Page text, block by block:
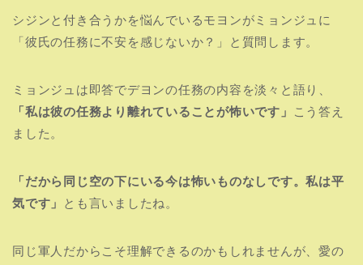
シジンと付き合うかを悩んでいるモヨンがミョンジュに
「彼氏の任務に不安を感じないか？」と質問します。
ミョンジュは即答でデヨンの任務の内容を淡々と語り、
「私は彼の任務より離れていることが怖いです」
こう答え
ました。
「だから同じ空の下にいる今は怖いものなしです。私は平
気です」
とも言いましたね。
同じ軍人だからこそ理解できるのかもしれませんが、愛の